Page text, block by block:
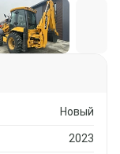
Новый
2023